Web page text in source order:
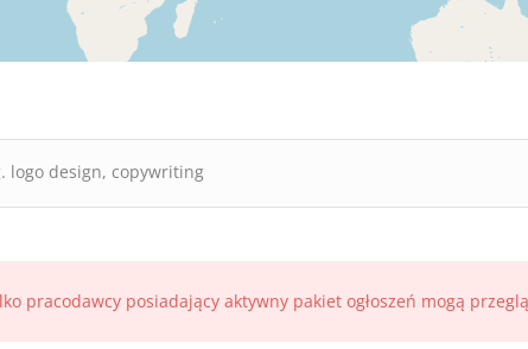
pracodawcy posiadający aktywny pakiet ogłoszeń mogą